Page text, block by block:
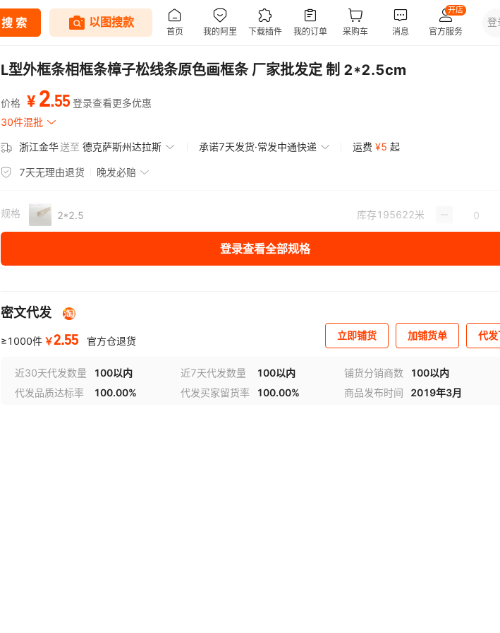
L型外框条相框条樟子松线条原色画框条 厂家批发定 制 2*2.5cm
价格 ¥ 2.55 登录查看更多优惠
30件混批
浙江金华送至 德克萨斯州达拉斯 承诺7天发货·常发中通快递 运费 ¥5 起
7天无理由退货 晚发必赔
规格 2*2.5 库存195622米
登录查看全部规格
密文代发
≥1000件 ￥2.55 官方仓退货 立即铺货 加铺货单 代
近30天代发数量 100以内 近7天代发数量 100以内 铺货分销商数
100以内
代发品质达标率
100.00% 代发买家留货率 100.00% 商品发布时间 2019年3月